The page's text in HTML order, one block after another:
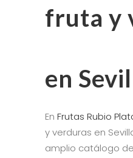
fruta y
en
En Frutas Rubio
y verduras en
amplio catálogo